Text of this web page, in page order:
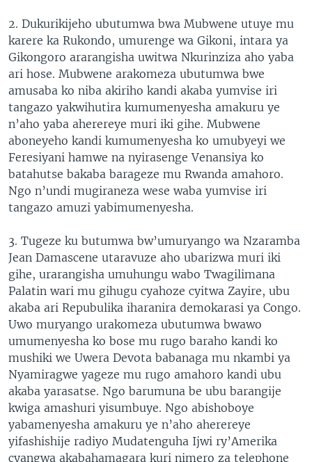
2. Dukurikijeho ubutumwa bwa Mubwene utuye mu
karere ka Rukondo, umurenge wa Gikoni, intara ya
Gikongoro ararangisha uwitwa Nkurinziza aho yaba
ari hose. Mubwene arakomeza ubutumwa bwe
amusaba ko niba akiriho kandi akaba yumvise iri
tangazo yakwihutira kumumenyesha amakuru ye
n’aho yaba aherereye muri iki gihe. Mubwene
aboneyeho kandi kumumenyesha ko umubyeyi we
Feresiyani hamwe na nyirasenge Venansiya ko
batahutse bakaba barageze mu Rwanda amahoro.
Ngo n’undi mugiraneza wese waba yumvise iri
tangazo amuzi yabimumenyesha.
3. Tugeze ku butumwa bw’umuryango wa Nzaramba
Jean Damascene utaravuze aho ubarizwa muri iki
gihe, urarangisha umuhungu wabo Twagilimana
Palatin wari mu gihugu cyahoze cyitwa Zayire, ubu
akaba ari Repubulika iharanira demokarasi ya Congo.
Uwo muryango urakomeza ubutumwa bwawo
umumenyesha ko bose mu rugo baraho kandi ko
mushiki we Uwera Devota babanaga mu nkambi ya
Nyamiragwe yageze mu rugo amahoro kandi ubu
akaba yarasatse. Ngo barumuna be ubu barangije
kwiga amashuri yisumbuye. Ngo abishoboye
yabamenyesha amakuru ye n’aho aherereye
yifashishije radiyo Mudatenguha Ijwi ry’Amerika
cyangwa akabahamagara kuri nimero za telephone